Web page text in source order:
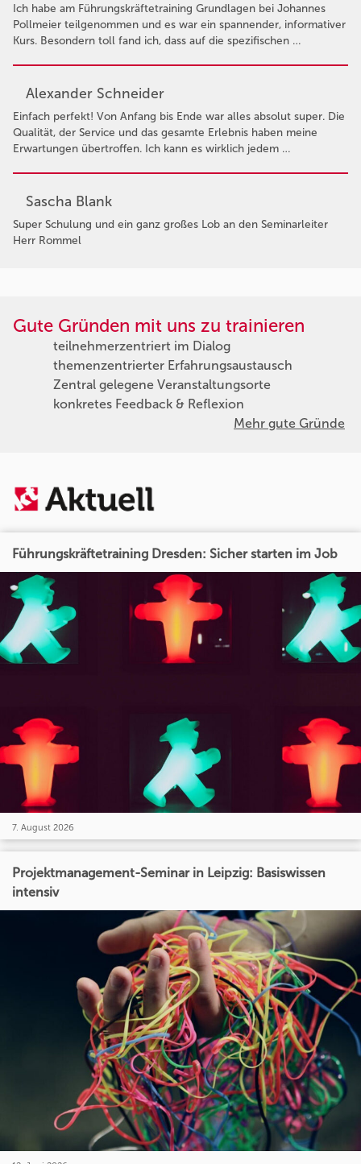
Ich habe am Führungskräftetraining Grundlagen bei Johannes
Pollmeier teilgenommen und es war ein spannender, informativer
Kurs. Besondern toll fand ich, dass auf die spezifischen …
Alexander Schneider
Einfach perfekt! Von Anfang bis Ende war alles absolut super. Die
Qualität, der Service und das gesamte Erlebnis haben meine
Erwartungen übertroffen. Ich kann es wirklich jedem …
Sascha Blank
Super Schulung und ein ganz großes Lob an den Seminarleiter
Herr Rommel
Gute Gründen mit uns zu trainieren
teilnehmerzentriert im Dialog
themenzentrierter Erfahrungsaustausch
Zentral gelegene Veranstaltungsorte
konkretes Feedback & Reflexion
Mehr gute Gründe
Führungskräftetraining Dresden: Sicher starten im Job
7. August 2026
Projektmanagement-Seminar in Leipzig: Basiswissen
intensiv